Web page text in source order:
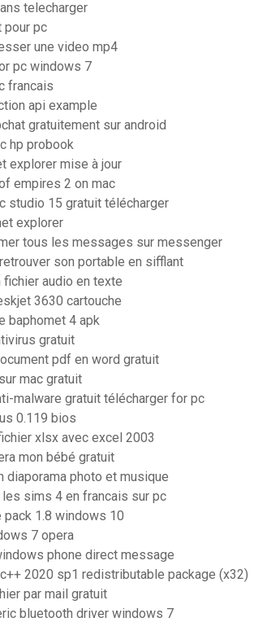
telecharger
pour pc
une video mp4
pc windows 7
francais
api example
gratuitement sur android
hp probook
explorer mise à jour
empires 2 on mac
studio 15 gratuit télécharger
explorer
tous les messages sur messenger
son portable en sifflant
fichier audio en texte
3630 cartouche
baphomet 4 apk
gratuit
pdf en word gratuit
mac gratuit
malware gratuit télécharger for pc
0.119 bios
xlsx avec excel 2003
mon bébé gratuit
diaporama photo et musique
sims 4 en francais sur pc
1.8 windows 10
7 opera
phone direct message
2020 sp1 redistributable package (x32)
par mail gratuit
bluetooth driver windows 7